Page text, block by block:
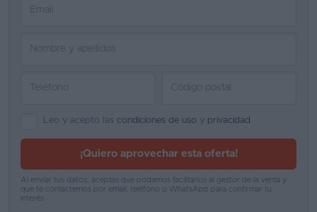
Vender
Blog
Ventas
de
2026
Leo y acepto las condiciones de uso y privacidad
¡Quiero aprovechar esta oferta!
Al enviar tus datos, aceptas que podamos facilitarlos al gestor de la venta y
que te contactemos por email, teléfono o WhatsApp para confirmar tu
interés.